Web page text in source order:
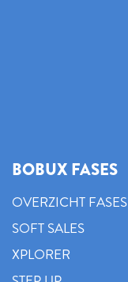
BOBUX FASES
OVERZICHT FASES
SOFT SALES
XPLORER